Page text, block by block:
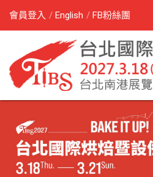
會員登入 English FB粉絲團